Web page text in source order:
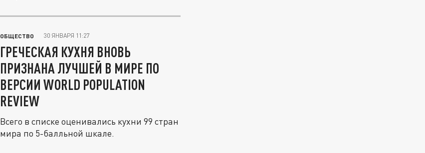
ОБЩЕСТВО 30 ЯНВАРЯ 11:27
ГРЕЧЕСКАЯ КУХНЯ ВНОВЬ
ПРИЗНАНА ЛУЧШЕЙ В МИРЕ ПО
ВЕРСИИ WORLD POPULATION
REVIEW
Всего в списке оценивались кухни 99 стран
мира по 5-балльной шкале.